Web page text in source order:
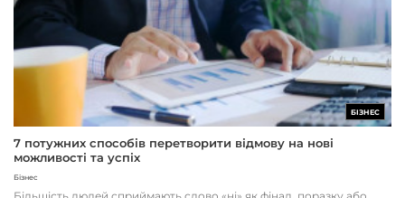
БІЗНЕС
7 потужних способів перетворити відмову на нові
можливості та успіх
Бізнес